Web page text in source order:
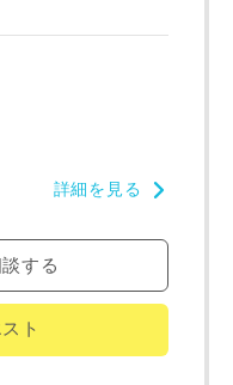
詳細を見る
する
ト
を，お客様が指定され
サービスのご案内のた
し，お客様に発生した